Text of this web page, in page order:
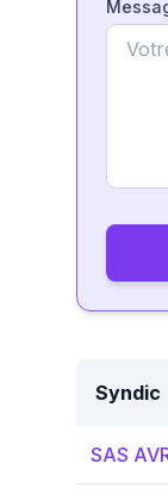
Syndic
SAS